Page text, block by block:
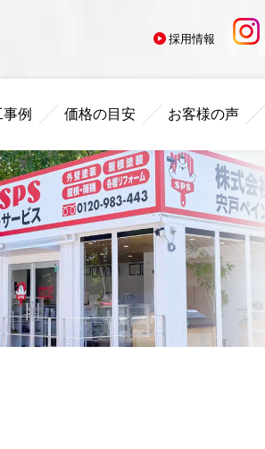
採用情報
例 価格の目安 お客様の声